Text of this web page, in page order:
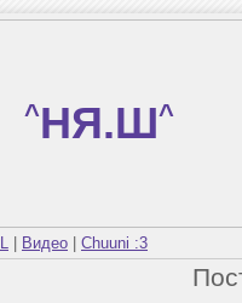
^НЯ.Ш^
Видео Chuuni :3